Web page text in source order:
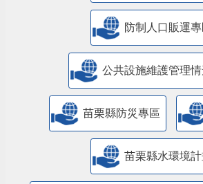
防制人口販運
公共設施維護管理
苗栗縣防災專區
苗栗縣水環境